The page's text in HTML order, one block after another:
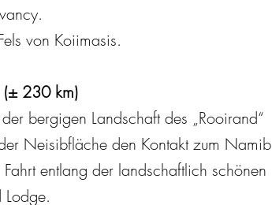
von Koiimasis.
(± 230 km)
bergigen Landschaft des „Rooirand“
Neisibfläche den Kontakt zum Namib
entlang der landschaftlich schönen